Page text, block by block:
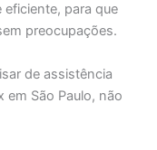
para que
preocupações.
de assistência
São Paulo, não